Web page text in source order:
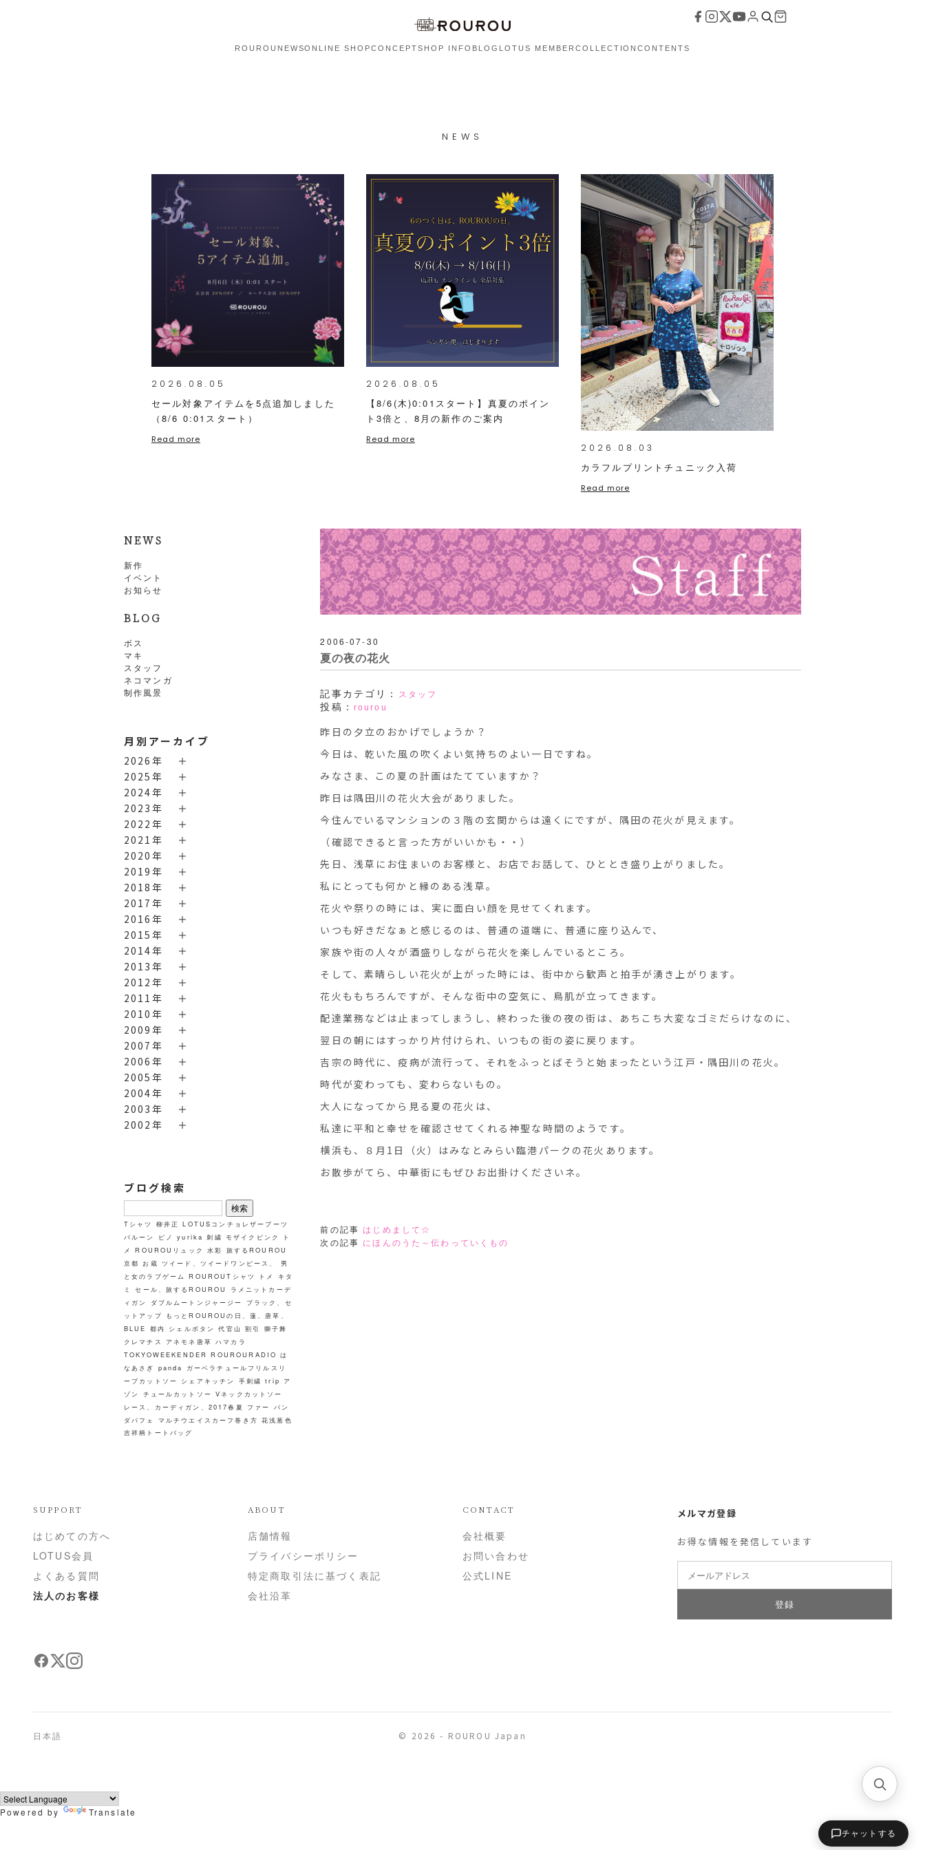
ROUROU NEWSONLINE SHOPCONCEPTSHOP INFO BLOG LOTUS MEMBER COLLECTIONCONTENTS
NEWS
2026.08.05
セール対象アイテムを5点追加しました
（8/6 0:01スタート）
Read more
2026.08.05
【8/6(木)0:01スタート】真夏のポイン
ト3倍と、8月の新作のご案内
Read more
2026.08.03
カラフルプリントチュニック入荷
Read more
NEWS
新作
イベント
お知らせ
BLOG
ボス
マキ
スタッフ
ネコマンガ
制作風景
月別アーカイブ
2026年
2025年
2024年
2023年
2022年
2021年
2020年
2019年
2018年
2017年
2016年
2015年
2014年
2013年
2012年
2011年
2010年
2009年
2007年
2006年
2005年
2004年
2003年
2002年
ブログ検索
検
索:
Tシャツ 柳井正 LOTUSコンチョレザーブーツ
バルーン
ピノ yurika 刺繍 モザイクピンク
ト
メ
ROUROUリュック 水彩 旅するROUROU
京都 お蔵 ツイード、ツイードワンピース、
男
と女のラブゲーム
ROUROUTシャツ トメ キタ
ミ
セール、旅するROUROU
ラメニットカーデ
ィガン
ダブルムートンジャージー
ブラック、セ
ットアップ もっとROUROUの日、蓮、唐草、
BLUE 都内 シェルボタン 代官山 割引
獅子舞
クレマチス
アネモネ唐草 ハマカラ
TOKYOWEEKENDER ROUROURADIO は
なあさぎ panda
ガーベラチュールフリルスリ
ーブカットソー シェアキッチン 手刺繍 trip ア
ゾン
チュールカットソー Vネックカットソー
レース、カーディガン、2017春夏 ファー パン
ダパフェ
マルチウエイスカーフ巻き方 花浅葱色
吉祥柄トートバッグ
2006-07-30
夏の夜の花火
記事カテゴリ： スタッフ
投稿： rourou
昨日の夕立のおかげでしょうか？
今日は、乾いた風の吹くよい気持ちのよい一日ですね。
みなさま、この夏の計画はたてていますか？
昨日は隅田川の花火大会がありました。
今住んでいるマンションの３階の玄関からは遠くにですが、隅田の花火が見えます。
（確認できると言った方がいいかも・・）
先日、浅草にお住まいのお客様と、お店でお話して、ひととき盛り上がりました。
私にとっても何かと縁のある浅草。
花火や祭りの時には、実に面白い顔を見せてくれます。
いつも好きだなぁと感じるのは、普通の道端に、普通に座り込んで、
家族や街の人々が酒盛りしながら花火を楽しんでいるところ。
そして、素晴らしい花火が上がった時には、街中から歓声と拍手が湧き上がります。
花火ももちろんですが、そんな街中の空気に、鳥肌が立ってきます。
配達業務などは止まってしまうし、終わった後の夜の街は、あちこち大変なゴミだらけなのに、
翌日の朝にはすっかり片付けられ、いつもの街の姿に戻ります。
吉宗の時代に、疫病が流行って、それをふっとばそうと始まったという江戸・隅田川の花火。
時代が変わっても、変わらないもの。
大人になってから見る夏の花火は、
私達に平和と幸せを確認させてくれる神聖な時間のようです。
横浜も、８月1日（火）はみなとみらい臨港パークの花火あります。
お散歩がてら、中華街にもぜひお出掛けくださいネ。
前の記事 はじめまして☆
次の記事 にほんのうた～伝わっていくもの
SUPPORT
はじめての方へ
LOTUS会員
よくある質問
法人のお客様
ABOUT
店舗情報
プライバシーポリシー
特定商取引法に基づく表記
会社沿革
CONTACT
会社概要
お問い合わせ
公式LINE
メルマガ登録
お得な情報を発信しています
登録
日本語 © 2026 - ROUROU Japan
チャットする
Powered by Translate